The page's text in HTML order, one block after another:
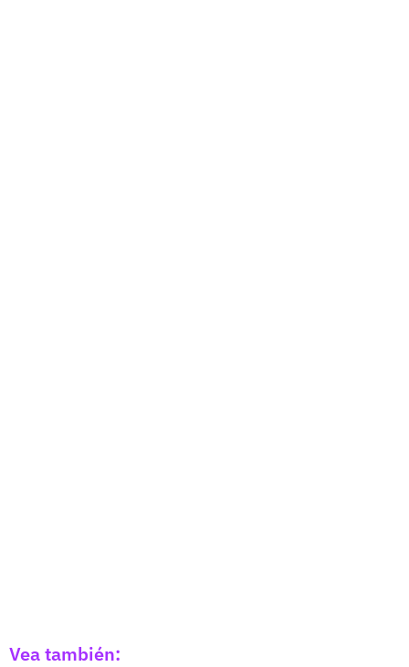
Vea también: